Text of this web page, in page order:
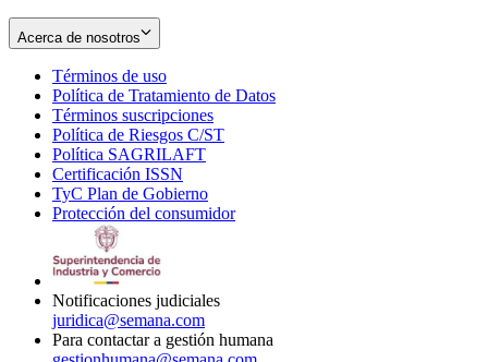
Acerca de nosotros
Términos de uso
in
new
window
Política de Tratamiento de Datos
Términos suscripciones
in
Política de Riesgos C/ST
Política SAGRILAFT
new
window
Certificación ISSN
in
new
TyC Plan de Gobierno
in
Protección del consumidorOpens
Notificaciones judiciales
juridica@semana.com
Para contactar a gestión humana